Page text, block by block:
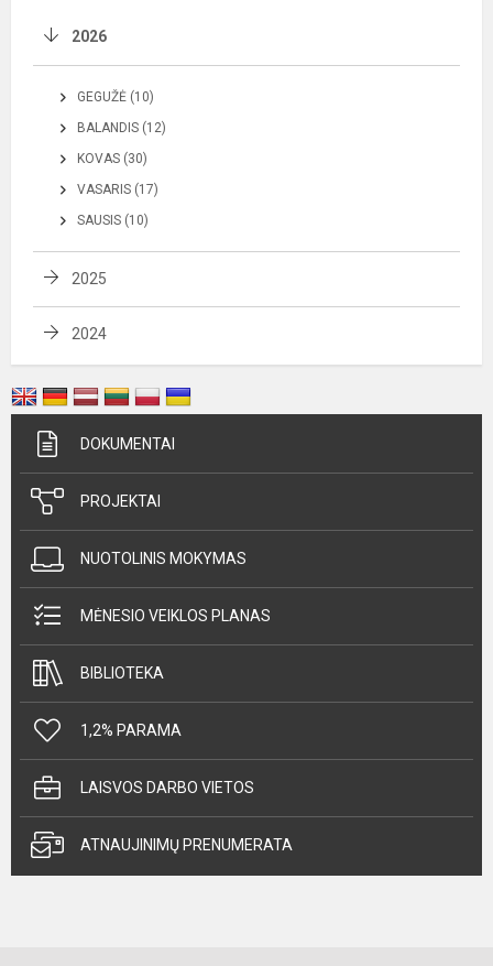
2026
GEGUŽĖ (10)
BALANDIS (12)
KOVAS (30)
VASARIS (17)
SAUSIS (10)
2025
2024
DOKUMENTAI
PROJEKTAI
NUOTOLINIS MOKYMAS
MĖNESIO VEIKLOS PLANAS
BIBLIOTEKA
1,2% PARAMA
LAISVOS DARBO VIETOS
ATNAUJINIMŲ PRENUMERATA